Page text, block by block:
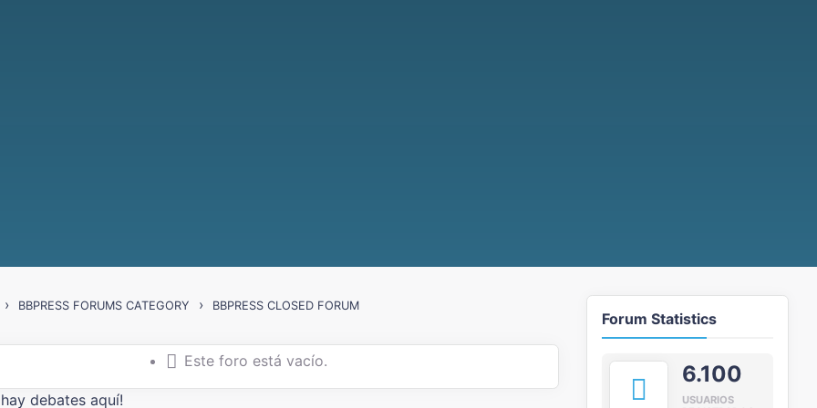
› BBPRESS FORUMS CATEGORY › BBPRESS CLOSED FORUM
Este foro está vacío.
hay debates aquí!
Forum Statistics
6.100
USUARIOS